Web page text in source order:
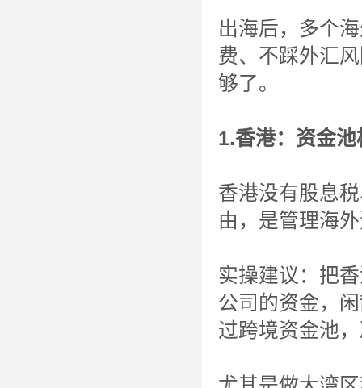
出海后，多个
费、不踩外汇
够了。
1.香港：资金
香港没有股息
由，是管理海
实操建议：把
公司的资金，
过跨境资金池